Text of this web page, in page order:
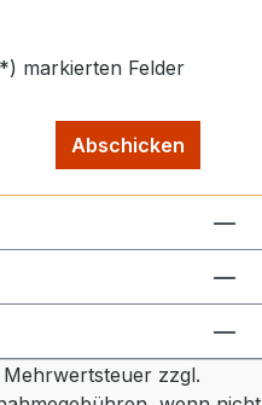
markierten Felder
Abschicken
zzgl.